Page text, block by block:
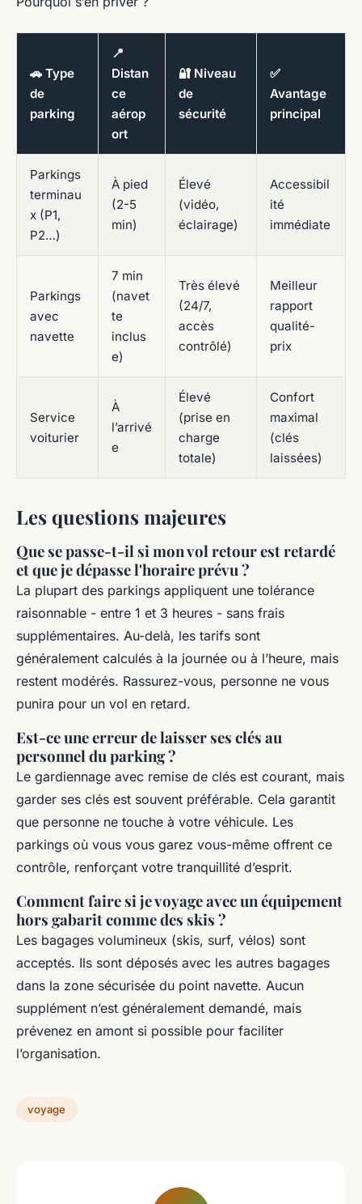
🚗 Type
de
parking
📍
Distan
ce
aérop
ort
🔐 Niveau
de
sécurité
✅
Avantage
principal
Parkings
terminau
x (P1,
P2…)
À pied
(2-5
min)
Élevé
(vidéo,
éclairage)
Accessibil
ité
immédiate
Parkings
avec
navette
7 min
(navet
te
inclus
e)
Très élevé
(24/7,
accès
contrôlé)
Meilleur
rapport
qualité-
prix
Service
voiturier
À
l’arrivé
e
Élevé
(prise en
charge
totale)
Confort
maximal
(clés
laissées)
Les questions majeures
Que se passe-t-il si mon vol retour est retardé
et que je dépasse l'horaire prévu ?
La plupart des parkings appliquent une tolérance
raisonnable - entre 1 et 3 heures - sans frais
supplémentaires. Au-delà, les tarifs sont
généralement calculés à la journée ou à l’heure, mais
restent modérés. Rassurez-vous, personne ne vous
punira pour un vol en retard.
Est-ce une erreur de laisser ses clés au
personnel du parking ?
Le gardiennage avec remise de clés est courant, mais
garder ses clés est souvent préférable. Cela garantit
que personne ne touche à votre véhicule. Les
parkings où vous vous garez vous-même offrent ce
contrôle, renforçant votre tranquillité d’esprit.
Comment faire si je voyage avec un équipement
hors gabarit comme des skis ?
Les bagages volumineux (skis, surf, vélos) sont
acceptés. Ils sont déposés avec les autres bagages
dans la zone sécurisée du point navette. Aucun
supplément n’est généralement demandé, mais
prévenez en amont si possible pour faciliter
l’organisation.
voyage